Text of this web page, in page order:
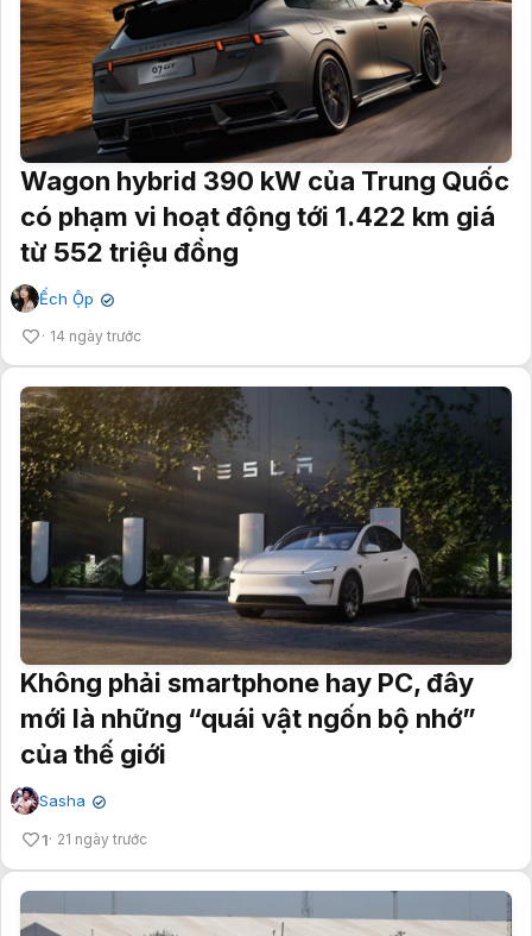
Wagon hybrid 390 kW của Trung Quốc
có phạm vi hoạt động tới 1.422 km giá
từ 552 triệu đồng
Ếch Ộp ✔
14 ngày trước
Không phải smartphone hay PC, đây
mới là những “quái vật ngốn bộ nhớ”
của thế giới
Sasha ✔
1 21 ngày trước